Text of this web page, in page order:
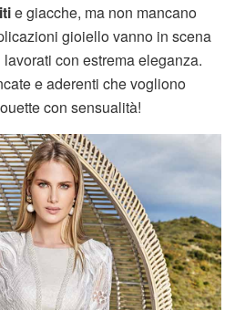
e giacche, ma non mancano
gioiello vanno in scena
con estrema eleganza.
e aderenti che vogliono
con sensualità!